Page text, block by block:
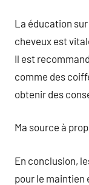
La éducation
cheveux est
Il est
comme des
obtenir des
Ma source à
En conclusion,
pour le maintien